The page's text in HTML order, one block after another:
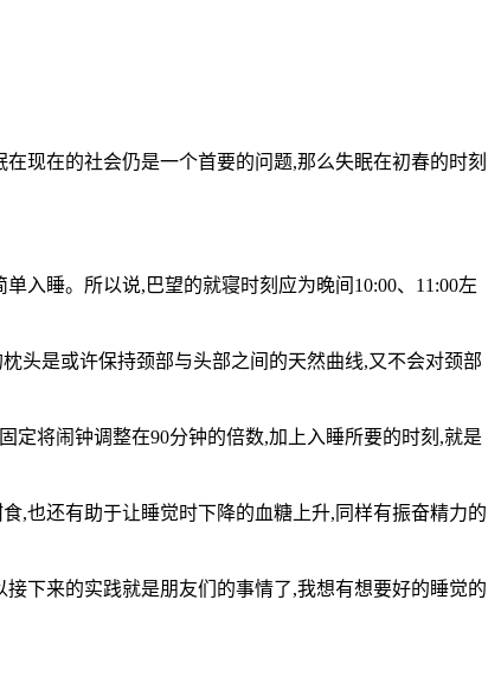
现在的社会仍是一个首要的问题,那么失眠在初春的时刻
入睡。所以说,巴望的就寝时刻应为晚间10:00、11:00左
头是或许保持颈部与头部之间的天然曲线,又不会对颈部
定将闹钟调整在90分钟的倍数,加上入睡所要的时刻,就是
,也还有助于让睡觉时下降的血糖上升,同样有振奋精力的
下来的实践就是朋友们的事情了,我想有想要好的睡觉的